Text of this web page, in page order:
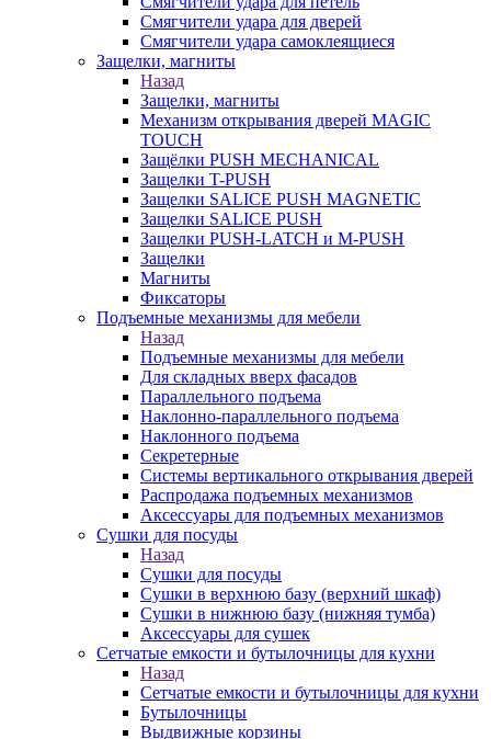
Смягчители удара для дверей
Cмягчители удара самоклеящиеся
Защелки, магниты
Назад
Защелки, магниты
Механизм открывания дверей MAGIC
TOUCH
Защёлки PUSH MECHANICAL
Защелки T-PUSH
Защелки SALICE PUSH MAGNETIC
Защелки SALICE PUSH
Защелки PUSH-LATCH и M-PUSH
Защелки
Магниты
Фиксаторы
Подъемные механизмы для мебели
Назад
Подъемные механизмы для мебели
Для складных вверх фасадов
Параллельного подъема
Наклонно-параллельного подъема
Наклонного подъема
Секретерные
Системы вертикального открывания дверей
Распродажа подъемных механизмов
Аксессуары для подъемных механизмов
Сушки для посуды
Назад
Сушки для посуды
Сушки в верхнюю базу (верхний шкаф)
Сушки в нижнюю базу (нижняя тумба)
Аксессуары для сушек
Сетчатые емкости и бутылочницы для кухни
Назад
Сетчатые емкости и бутылочницы для кухни
Бутылочницы
Выдвижные корзины